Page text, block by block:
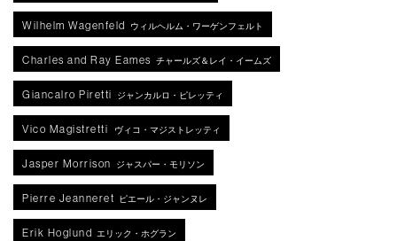
Wilhelm Wagenfeld ウィルヘルム・ワーゲンフェルト
Charles and Ray Eames チャールズ＆レイ・イームズ
Giancalro Piretti ジャンカルロ・ピレッティ
Vico Magistretti ヴィコ・マジストレッティ
Jasper Morrison ジャスパー・モリソン
Pierre Jeanneret ピエール・ジャンヌレ
Erik Hoglund エリック・ホグラン